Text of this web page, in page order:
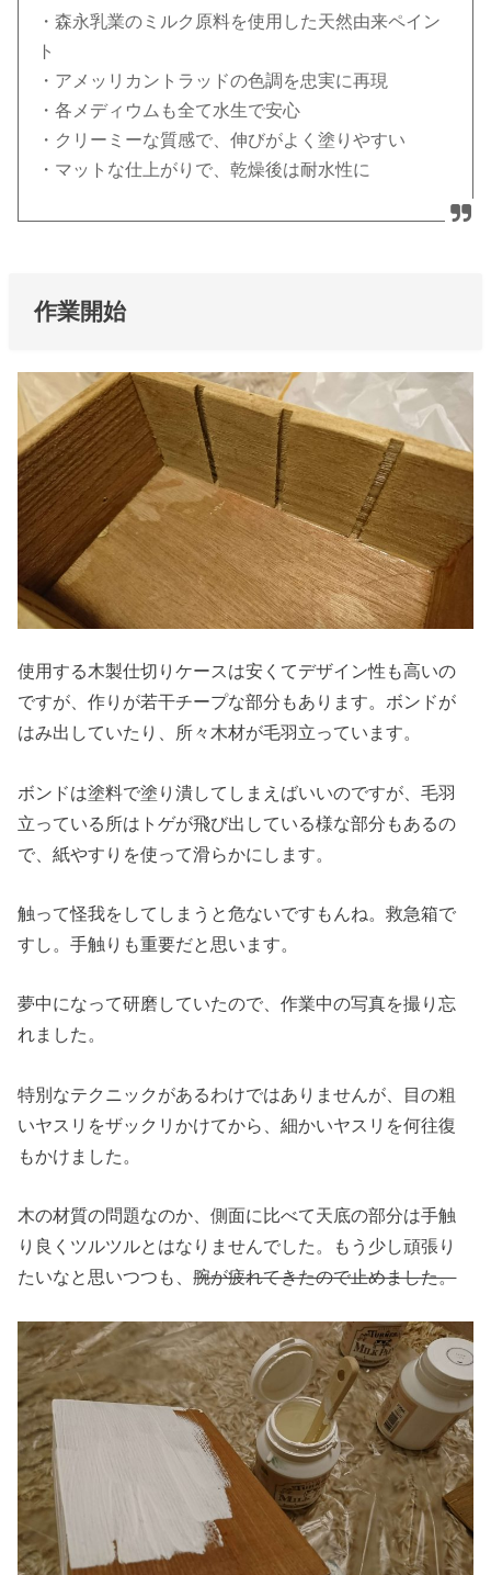
・森永乳業のミルク原料を使用した天然由来ペイン
ト
・アメッリカントラッドの色調を忠実に再現
・各メディウムも全て水生で安心
・クリーミーな質感で、伸びがよく塗りやすい
・マットな仕上がりで、乾燥後は耐水性に
作業開始
使用する木製仕切りケースは安くてデザイン性も高いの
ですが、作りが若干チープな部分もあります。ボンドが
はみ出していたり、所々木材が毛羽立っています。
ボンドは塗料で塗り潰してしまえばいいのですが、毛羽
立っている所はトゲが飛び出している様な部分もあるの
で、紙やすりを使って滑らかにします。
触って怪我をしてしまうと危ないですもんね。救急箱で
すし。手触りも重要だと思います。
夢中になって研磨していたので、作業中の写真を撮り忘
れました。
特別なテクニックがあるわけではありませんが、目の粗
いヤスリをザックリかけてから、細かいヤスリを何往復
もかけました。
木の材質の問題なのか、側面に比べて天底の部分は手触
り良くツルツルとはなりませんでした。もう少し頑張り
たいなと思いつつも、腕が疲れてきたので止めました。